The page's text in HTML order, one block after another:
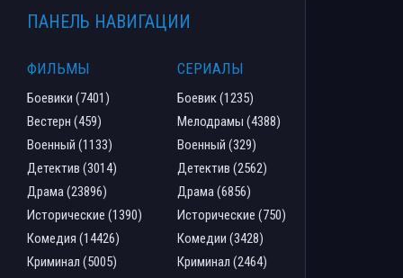
ПАНЕЛЬ НАВИГАЦИИ
ФИЛЬМЫ
Боевики (7401)
Вестерн (459)
Военный (1133)
Детектив (3014)
Драма (23896)
Исторические (1390)
Комедия (14426)
Криминал (5005)
СЕРИАЛЫ
Боевик (1235)
Мелодрамы (4388)
Военный (329)
Детектив (2562)
Драма (6856)
Исторические (750)
Комедии (3428)
Криминал (2464)